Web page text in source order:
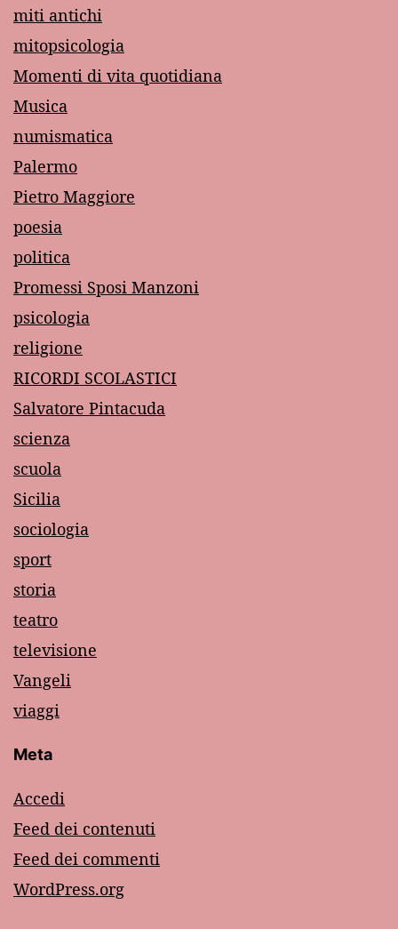
miti antichi
mitopsicologia
Momenti di vita quotidiana
Musica
numismatica
Palermo
Pietro Maggiore
poesia
politica
Promessi Sposi Manzoni
psicologia
religione
RICORDI SCOLASTICI
Salvatore Pintacuda
scienza
scuola
Sicilia
sociologia
sport
storia
teatro
televisione
Vangeli
viaggi
Meta
Accedi
Feed dei contenuti
Feed dei commenti
WordPress.org